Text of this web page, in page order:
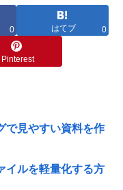
0 はてブ 0
Pinterest
で見やすい資料を作
イルを軽量化する方